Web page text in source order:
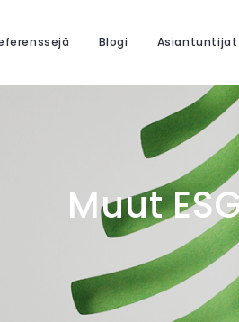
Blogi Asiantuntijat
Muut